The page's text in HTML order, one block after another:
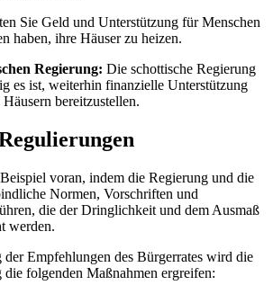
Sie Geld und Unterstützung für Menschen
haben, ihre Häuser zu heizen.
Regierung: Die schottische Regierung
es ist, weiterhin finanzielle Unterstützung
bereitzustellen.
voran, indem die Regierung und die
Normen, Vorschriften und
die der Dringlichkeit und dem Ausmaß
werden.
Empfehlungen des Bürgerrates wird die
die folgenden Maßnahmen ergreifen: